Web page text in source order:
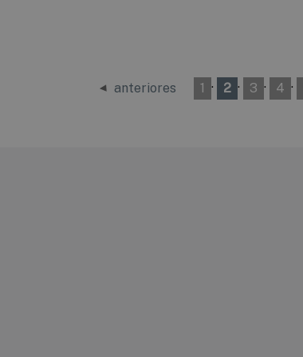
anteriores 1 · 2 · 3 · 4 ·